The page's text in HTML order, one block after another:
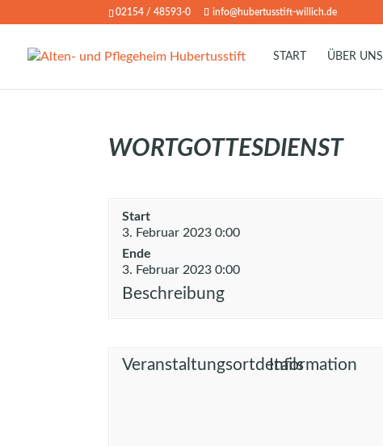
02154 / 48593-0 info@hubertusstift-willich.de
START ÜBER UNS
WORTGOTTESDIENST
Start
3. Februar 2023 0:00
Ende
3. Februar 2023 0:00
Beschreibung
VeranstaltungsortdetailsInformation